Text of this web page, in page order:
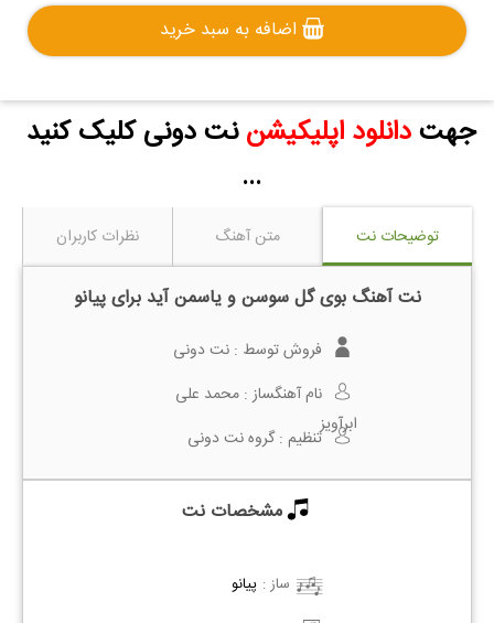
اضافه به سبد خرید
جهتدانلود اپلیکیشن نت دونی کلیک کنید
...
توضیحات نت متن آهنگ نظرات کاربران
نت آهنگ بوی گل سوسن و یاسمن آید برای پیانو
فروش توسط : نت دونی
نام آهنگساز : محمد علی
ابرآویز
تنظیم :گروه نت دونی
مشخصات نت
ساز : پیانو